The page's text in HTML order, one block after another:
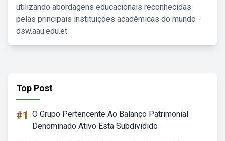
utilizando abordagens educacionais reconhecidas
pelas principais instituições acadêmicas do mundo -
dsw.aau.edu.et.
Top Post
#1 O Grupo Pertencente Ao Balanço Patrimonial
Denominado Ativo Esta Subdividido